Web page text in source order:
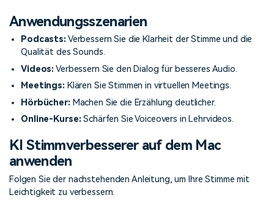
Anwendungsszenarien
Podcasts: Verbessern Sie die Klarheit der Stimme und die
Qualität des Sounds.
Videos: Verbessern Sie den Dialog für besseres Audio.
Meetings: Klären Sie Stimmen in virtuellen Meetings.
Hörbücher: Machen Sie die Erzählung deutlicher.
Online-Kurse: Schärfen Sie Voiceovers in Lehrvideos.
KI Stimmverbesserer auf dem Mac
anwenden
Folgen Sie der nachstehenden Anleitung, um Ihre Stimme mit
Leichtigkeit zu verbessern.